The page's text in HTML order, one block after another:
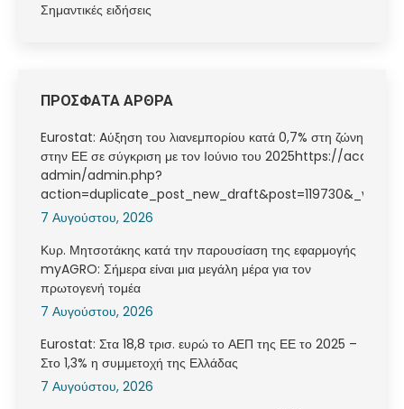
Σημαντικές ειδήσεις
ΠΡΟΣΦΑΤΑ ΑΡΘΡΑ
Eurostat: Aύξηση του λιανεμπορίου κατά 0,7% στη ζώνη του
στην ΕΕ σε σύγκριση με τον Ιούνιο του 2025https://acci.gr/
admin/admin.php?
7 Αυγούστου, 2026
Κυρ. Μητσοτάκης κατά την παρουσίαση της εφαρμογής
myAGRO: Σήμερα είναι μια μεγάλη μέρα για τον
πρωτογενή τομέα
7 Αυγούστου, 2026
Eurostat: Στα 18,8 τρισ. ευρώ το ΑΕΠ της ΕΕ το 2025 –
Στο 1,3% η συμμετοχή της Ελλάδας
7 Αυγούστου, 2026